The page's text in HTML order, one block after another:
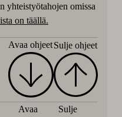
yhteistyötahojen omissa
on täällä.
Avaa ohjeetSulje ohjeet
Avaa
Sulje